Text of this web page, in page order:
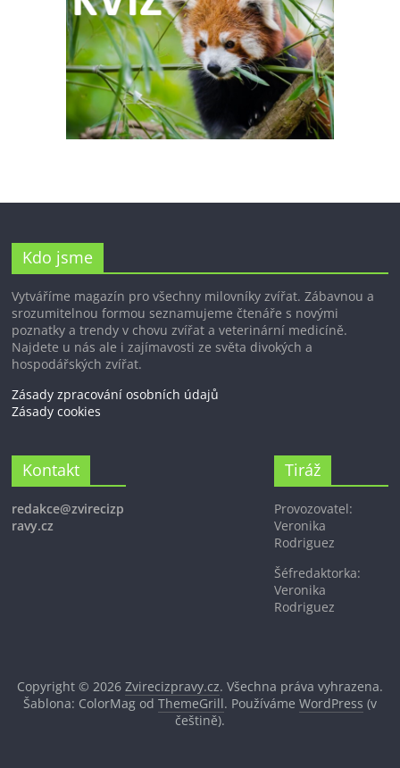
Kdo jsme
Vytváříme magazín pro všechny milovníky zvířat. Zábavnou a
srozumitelnou formou seznamujeme čtenáře s novými
poznatky a trendy v chovu zvířat a veterinární medicíně.
Najdete u nás ale i zajímavosti ze světa divokých a
hospodářských zvířat.
Zásady zpracování osobních údajů
Zásady cookies
Kontakt
redakce@zvirecizp
ravy.cz
Tiráž
Provozovatel:
Veronika
Rodriguez
Šéfredaktorka:
Veronika
Rodriguez
Copyright © 2026 Zvirecizpravy.cz. Všechna práva vyhrazena.
Šablona: ColorMag od ThemeGrill. Používáme WordPress (v
češtině).